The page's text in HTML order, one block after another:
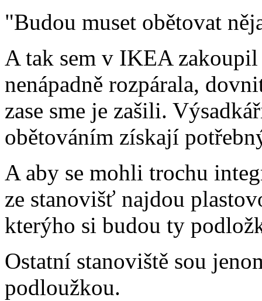
"Budou muset obětovat
A tak sem v IKEA
nenápadně rozpárala,
zase sme je zašili.
obětováním získají
A aby se mohli trochu
ze stanovišť najdou
kterýho si budou ty
Ostatní stanoviště sou
podloužkou.